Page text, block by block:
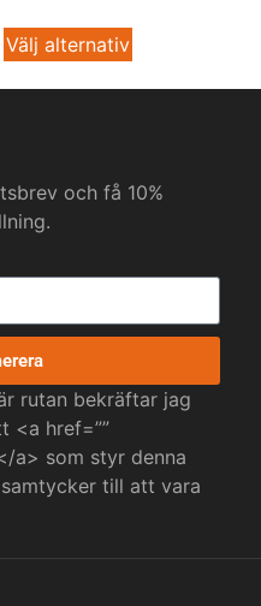
Välj alternativ
och få 10%
rutan bekräftar jag
<a href=””
a> som styr denna
till att vara